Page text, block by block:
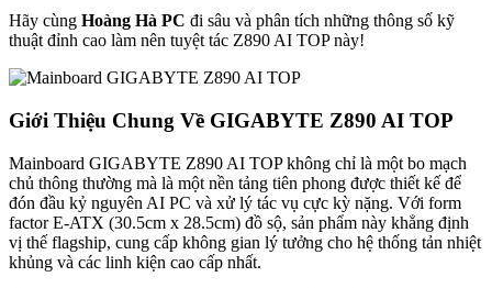
Hãy cùng Hoàng Hà PC đi sâu và phân tích những thông số kỹ
thuật đỉnh cao làm nên tuyệt tác Z890 AI TOP này!
Giới Thiệu Chung Về GIGABYTE Z890 AI TOP
Mainboard GIGABYTE Z890 AI TOP không chỉ là một bo mạch
chủ thông thường mà là một nền tảng tiên phong được thiết kế để
đón đầu kỷ nguyên AI PC và xử lý tác vụ cực kỳ nặng. Với form
factor E-ATX (30.5cm x 28.5cm) đồ sộ, sản phẩm này khẳng định
vị thế flagship, cung cấp không gian lý tưởng cho hệ thống tản nhiệt
khủng và các linh kiện cao cấp nhất.